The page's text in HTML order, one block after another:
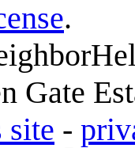
.
Gate
site -